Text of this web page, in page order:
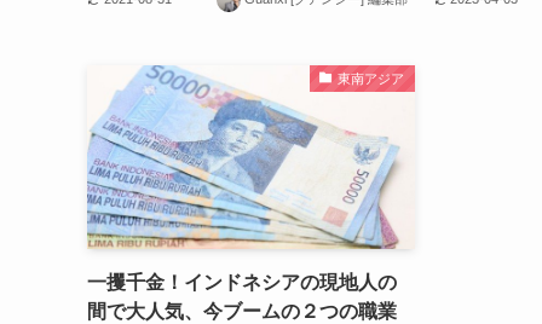
東南アジア
一攫千金！インドネシアの現地人の
間で大人気、今ブームの２つの職業